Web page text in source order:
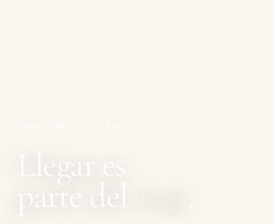
Llegar es
parte del